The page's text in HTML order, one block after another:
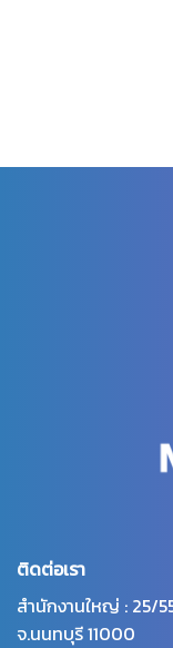
ติดต่อเรา
สำนักงานใหญ่ : 25/
จ.นนทบุรี 11000